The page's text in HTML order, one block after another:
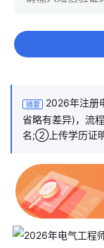
摘要
2026年注册
省略有差异)，流
名;②上传学历证